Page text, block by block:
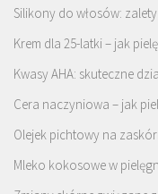
Silikony do włosów:
Krem dla 25-latki – jak
Kwasy AHA: skuteczne
Cera naczyniowa – jak
Olejek pichtowy na
Mleko kokosowe w